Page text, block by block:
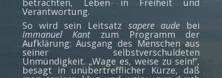
betrachten, Leben in Freiheit und
Verantwortung.
So wird sein Leitsatz sapere aude bei
Immanuel Kantzum Programm der
Aufklärung: Ausgang des Menschen aus
seiner selbstverschuldeten
Unmündigkeit. „Wage es, weise zu sein!“,
besagt in unübertrefflicher Kürze, daß